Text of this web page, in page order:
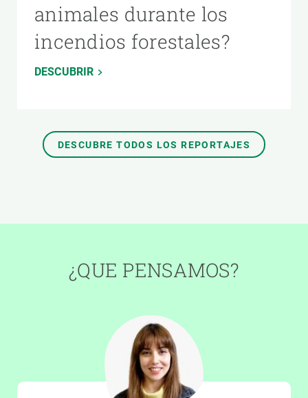
animales durante los
incendios forestales?
DESCUBRIR
DESCUBRE TODOS LOS REPORTAJES
¿QUE PENSAMOS?